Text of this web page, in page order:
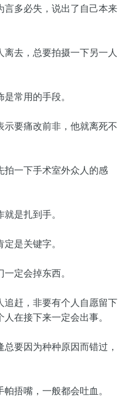
多必失，说出了自己本来
去，总要拍摄一下另一人
常用的手段。
要痛改前非，他就离死不
一下手术室外众人的感
是扎到手。
是关键字。
定会掉东西。
赶，非要有个人自愿留下
在接下来一定会出事。
要因为种种原因而错过，
捂嘴，一般都会吐血。